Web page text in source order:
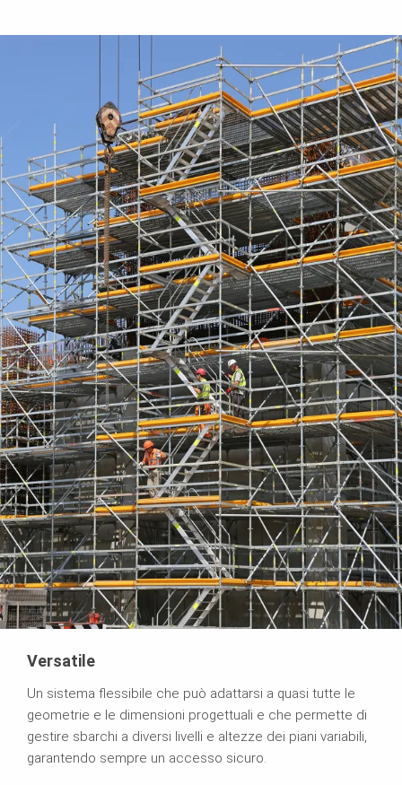
Versatile
Un sistema flessibile che può adattarsi a quasi tutte le
geometrie e le dimensioni progettuali e che permette di
gestire sbarchi a diversi livelli e altezze dei piani variabili,
garantendo sempre un accesso sicuro.